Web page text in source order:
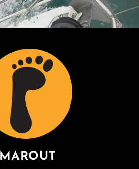
MAROUT